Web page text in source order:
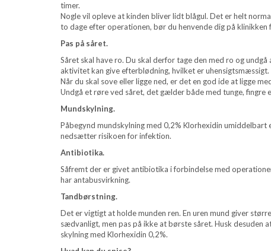
timer.
Nogle vil opleve at kinden bliver lidt blågul. Det er helt
to dage efter operationen, bør du henvende dig på klinikken
Pas på såret.
Såret skal have ro. Du skal derfor tage den med ro og
aktivitet kan give efterblødning, hvilket er uhensigtsmæssigt.
Når du skal sove eller ligge ned, er det en god ide at ligge
Undgå et røre ved såret, det gælder både med tunge, fingre
Mundskylning.
Påbegynd mundskylning med 0,2% Klorhexidin
nedsætter risikoen for infektion.
Antibiotika.
Såfremt der er givet antibiotika i forbindelse med
har antabusvirkning.
Tandbørstning.
Det er vigtigt at holde munden ren. En uren mund giver
sædvanligt, men pas på ikke at børste såret. Husk
skylning med Klorhexidin 0,2%.